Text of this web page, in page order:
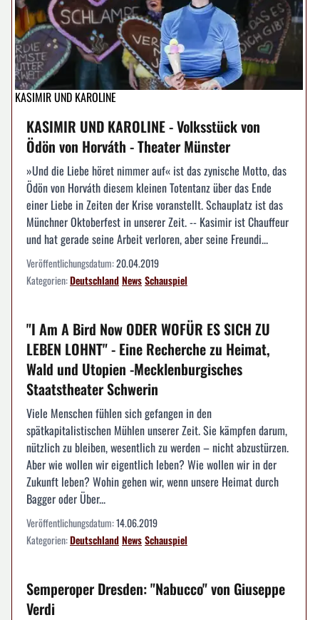
KASIMIR UND KAROLINE
KASIMIR UND KAROLINE - Volksstück von
Ödön von Horváth - Theater Münster
»Und die Liebe höret nimmer auf« ist das zynische Motto, das
Ödön von Horváth diesem kleinen Totentanz über das Ende
einer Liebe in Zeiten der Krise voranstellt. Schauplatz ist das
Münchner Oktoberfest in unserer Zeit. -- Kasimir ist Chauffeur
und hat gerade seine Arbeit verloren, aber seine Freundi...
Veröffentlichungsdatum:20.04.2019
Kategorien:DeutschlandNewsSchauspiel
"I Am A Bird Now ODER WOFÜR ES SICH ZU
LEBEN LOHNT" - Eine Recherche zu Heimat,
Wald und Utopien -Mecklenburgisches
Staatstheater Schwerin
Viele Menschen fühlen sich gefangen in den
spätkapitalistischen Mühlen unserer Zeit. Sie kämpfen darum,
nützlich zu bleiben, wesentlich zu werden – nicht abzustürzen.
Aber wie wollen wir eigentlich leben? Wie wollen wir in der
Zukunft leben? Wohin gehen wir, wenn unsere Heimat durch
Bagger oder Über...
Veröffentlichungsdatum:14.06.2019
Kategorien:DeutschlandNewsSchauspiel
Semperoper Dresden: "Nabucco" von Giuseppe
Verdi